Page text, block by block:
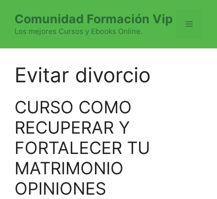
contenido
Comunidad Formación Vip
Los mejores Cursos y Ebooks Online.
Menú
Evitar divorcio
CURSO COMO
RECUPERAR Y
FORTALECER TU
MATRIMONIO
OPINIONES